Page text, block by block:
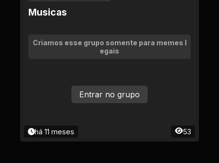
Musicas
Criamos esse grupo somente para memes l
egais
há 11 meses 53
Entrar no grupo